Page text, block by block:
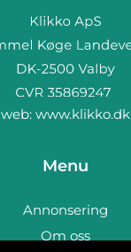
web: www.klikko.dk
Menu
Annonsering
Om oss